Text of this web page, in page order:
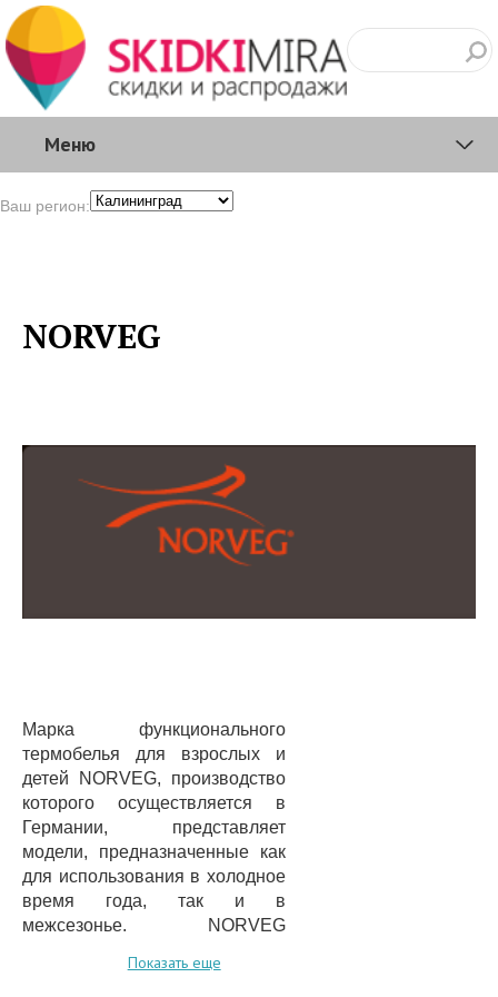
Меню
Ваш регион:
NORVEG
Марка функционального
термобелья для взрослых и
детей NORVEG, производство
которого осуществляется в
Германии, представляет
модели, предназначенные как
для использования в холодное
время года, так и в
межсезонье. NORVEG
продаж в данном сегменте
Показать еще